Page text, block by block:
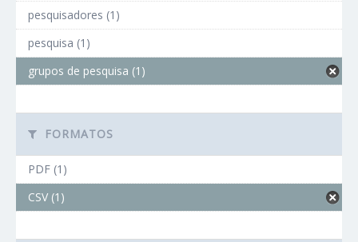
pesquisadores (1)
pesquisa (1)
grupos de pesquisa (1)
FORMATOS
PDF (1)
CSV (1)